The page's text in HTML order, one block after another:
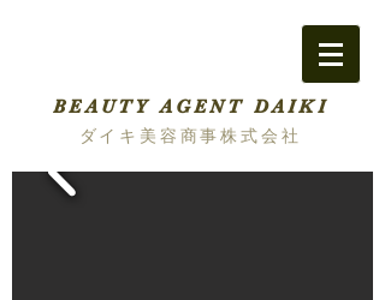
BEAUTY AGENT DAIKI
ダイキ美容商事株式会社